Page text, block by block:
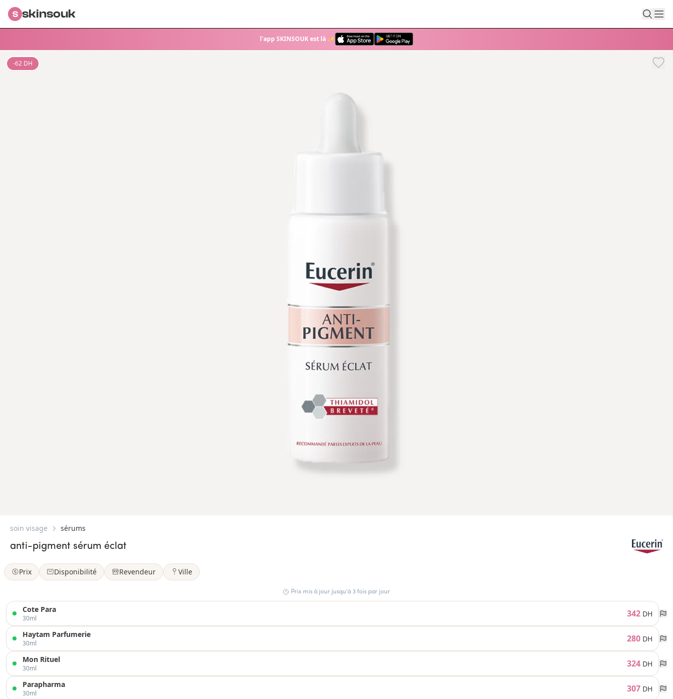
l'app SKINSOUK est là ✨
S skinsouk
-62 DH
soin visage sérums
anti-pigment sérum éclat
Prix Disponibilité Revendeur Ville
Prix mis à jour jusqu’à 3 fois par jour
Cote Para
30ml 342 DH
Haytam Parfumerie
30ml 280 DH
Mon Rituel
30ml 324 DH
Parapharma
30ml 307 DH